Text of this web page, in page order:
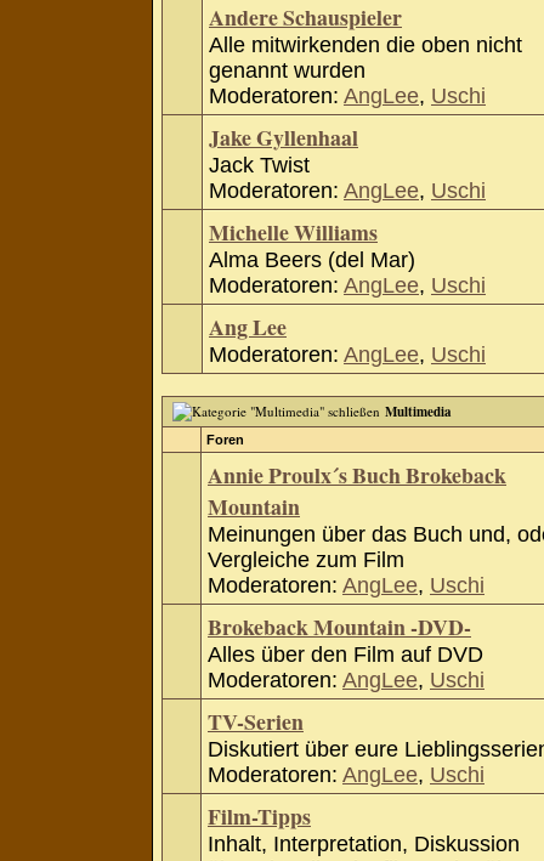
Andere Schauspieler
Alle mitwirkenden die oben nicht
genannt wurden
Moderatoren: AngLee, Uschi
Jake Gyllenhaal
Jack Twist
Moderatoren: AngLee, Uschi
Michelle Williams
Alma Beers (del Mar)
Moderatoren: AngLee, Uschi
Ang Lee
Moderatoren: AngLee, Uschi
Multimedia
Foren
Annie Proulx´s Buch Brokeback
Mountain
Meinungen über das Buch und,
Vergleiche zum Film
Moderatoren: AngLee, Uschi
Brokeback Mountain -DVD-
Alles über den Film auf DVD
Moderatoren: AngLee, Uschi
TV-Serien
Diskutiert über eure
Moderatoren: AngLee, Uschi
Film-Tipps
Inhalt, Interpretation, Diskussion